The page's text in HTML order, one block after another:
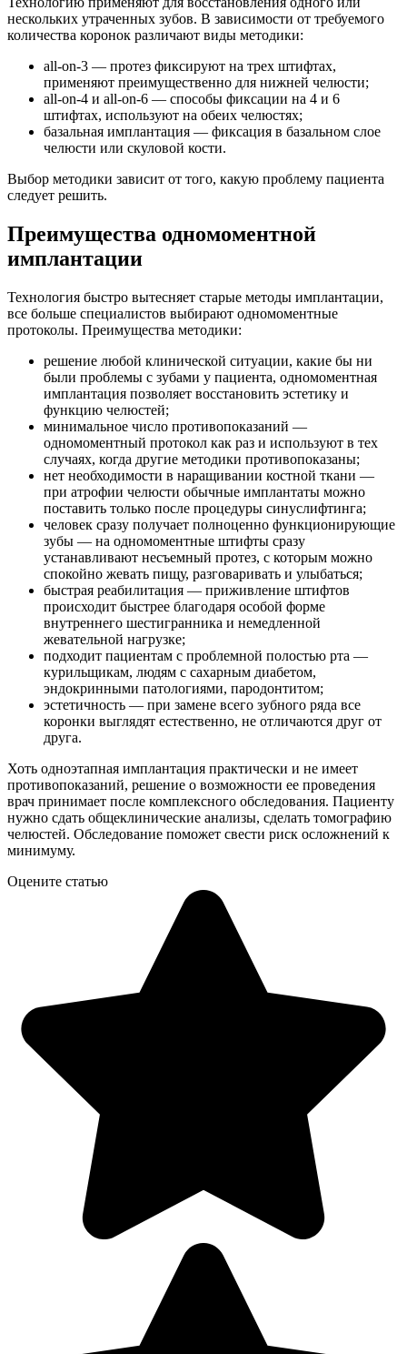
нескольких утраченных зубов. В зависимости от требуемого
количества коронок различают виды методики:
all-on-3 — протез фиксируют на трех штифтах,
применяют преимущественно для нижней челюсти;
all-on-4 и all-on-6 — способы фиксации на 4 и 6
штифтах, используют на обеих челюстях;
базальная имплантация — фиксация в базальном слое
челюсти или скуловой кости.
Выбор методики зависит от того, какую проблему пациента
следует решить.
Преимущества одномоментной
имплантации
Технология быстро вытесняет старые методы имплантации,
все больше специалистов выбирают одномоментные
протоколы. Преимущества методики:
решение любой клинической ситуации, какие бы ни
были проблемы с зубами у пациента, одномоментная
имплантация позволяет восстановить эстетику и
функцию челюстей;
минимальное число противопоказаний —
одномоментный протокол как раз и используют в тех
случаях, когда другие методики противопоказаны;
нет необходимости в наращивании костной ткани —
при атрофии челюсти обычные имплантаты можно
поставить только после процедуры синуслифтинга;
человек сразу получает полноценно функционирующие
зубы — на одномоментные штифты сразу
устанавливают несъемный протез, с которым можно
спокойно жевать пищу, разговаривать и улыбаться;
быстрая реабилитация — приживление штифтов
происходит быстрее благодаря особой форме
внутреннего шестигранника и немедленной
жевательной нагрузке;
подходит пациентам с проблемной полостью рта —
курильщикам, людям с сахарным диабетом,
эндокринными патологиями, пародонтитом;
эстетичность — при замене всего зубного ряда все
коронки выглядят естественно, не отличаются друг от
друга.
Хоть одноэтапная имплантация практически и не имеет
противопоказаний, решение о возможности ее проведения
врач принимает после комплексного обследования. Пациенту
нужно сдать общеклинические анализы, сделать томографию
челюстей. Обследование поможет свести риск осложнений к
минимуму.
Оцените статью